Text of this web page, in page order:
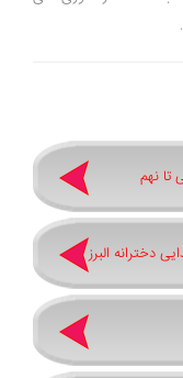
تا نهم
دخترانه البرز